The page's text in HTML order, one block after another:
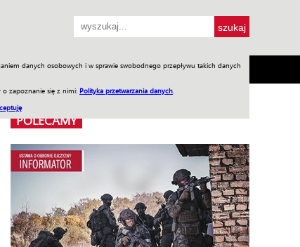
danych osobowych i w sprawie swobodnego przepływu takich danych
o zapoznanie się z nimi: Polityka przetwarzania danych
SKLEP Jednodniówki Praca w WIW
POLECAMY